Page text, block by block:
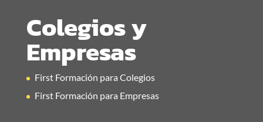
Colegios y
Empresas
First Formación para Colegios
First Formación para Empresas